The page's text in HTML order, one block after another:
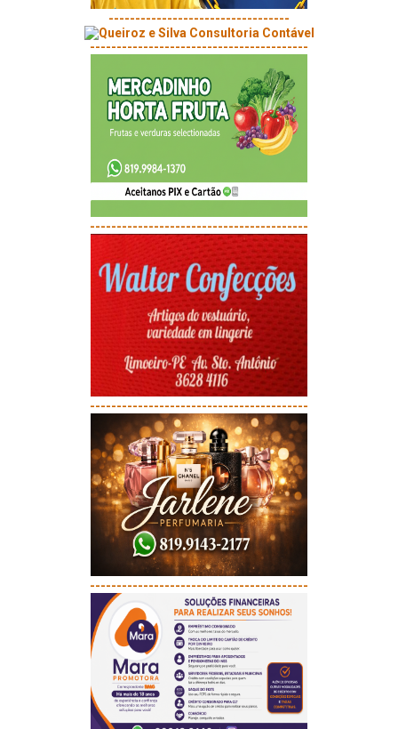
----------------------------------
-----------------------------------------
-----------------------------------------
-----------------------------------------
-----------------------------------------